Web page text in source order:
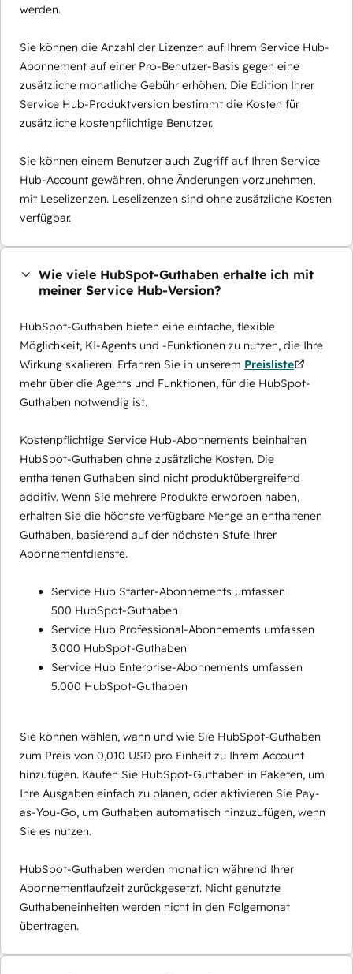
werden.
Sie können die Anzahl der Lizenzen auf Ihrem Service Hub-
Abonnement auf einer Pro-Benutzer-Basis gegen eine
zusätzliche monatliche Gebühr erhöhen. Die Edition Ihrer
Service Hub-Produktversion bestimmt die Kosten für
zusätzliche kostenpflichtige Benutzer.
Sie können einem Benutzer auch Zugriff auf Ihren Service
Hub-Account gewähren, ohne Änderungen vorzunehmen,
mit Leselizenzen. Leselizenzen sind ohne zusätzliche Kosten
verfügbar.
Wie viele HubSpot-Guthaben erhalte ich mit
meiner Service Hub-Version?
HubSpot-Guthaben bieten eine einfache, flexible
Möglichkeit, KI-Agents und -Funktionen zu nutzen, die Ihre
Wirkung skalieren. Erfahren Sie in unserem Preisliste
mehr über die Agents und Funktionen, für die HubSpot-
Guthaben notwendig ist.
Kostenpflichtige Service Hub-Abonnements beinhalten
HubSpot-Guthaben ohne zusätzliche Kosten. Die
enthaltenen Guthaben sind nicht produktübergreifend
additiv. Wenn Sie mehrere Produkte erworben haben,
erhalten Sie die höchste verfügbare Menge an enthaltenen
Guthaben, basierend auf der höchsten Stufe Ihrer
Abonnementdienste.
Service Hub Starter-Abonnements umfassen
500 HubSpot-Guthaben
Service Hub Professional-Abonnements umfassen
3.000 HubSpot-Guthaben
Service Hub Enterprise-Abonnements umfassen
5.000 HubSpot-Guthaben
Sie können wählen, wann und wie Sie HubSpot-Guthaben
zum Preis von 0,010 USD pro Einheit zu Ihrem Account
hinzufügen. Kaufen Sie HubSpot-Guthaben in Paketen, um
Ihre Ausgaben einfach zu planen, oder aktivieren Sie Pay-
as-You-Go, um Guthaben automatisch hinzuzufügen, wenn
Sie es nutzen.
HubSpot-Guthaben werden monatlich während Ihrer
Abonnementlaufzeit zurückgesetzt. Nicht genutzte
Guthabeneinheiten werden nicht in den Folgemonat
übertragen.